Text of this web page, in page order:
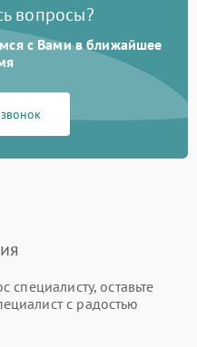
вопросы?
с Вами в ближайшее
специалисту, оставьте
с радостью